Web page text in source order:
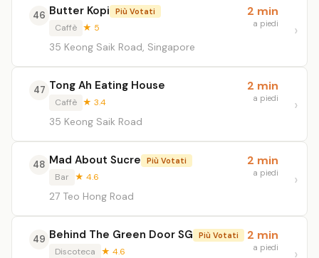
46 Butter Kopi Più Votati
Caffè ★ 5
35 Keong Saik Road, Singapore
2 min
a piedi
47 Tong Ah Eating House
Caffè ★ 3.4
35 Keong Saik Road
2 min
a piedi
48 Mad About Sucre Più Votati
Bar ★ 4.6
27 Teo Hong Road
2 min
a piedi
49 Behind The Green Door SG Più Votati
Discoteca ★ 4.6
2 min
a piedi